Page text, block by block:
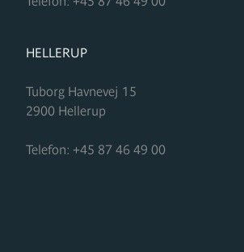
FORMUPLEJE
HELLERUP
Tuborg Havnevej 15
2900 Hellerup
Telefon: +45 87 46 49 00